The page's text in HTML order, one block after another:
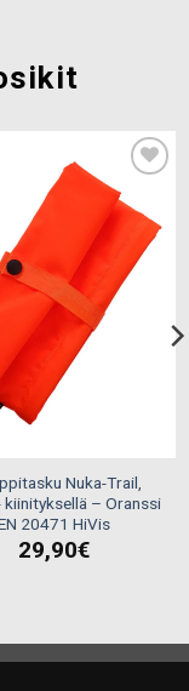
Add to
wishlist
Nuka-Trail,
kiinityksellä – Oranssi
20471 HiVis
29,90€